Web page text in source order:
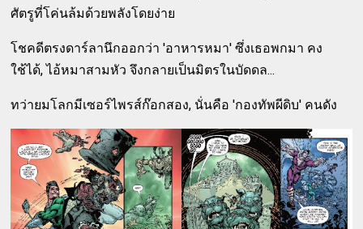
ศัตรูที่โค่นล้มด้วยพลังโดยง่าย
โชคดีตรงดาร์ลานึกออกว่า 'อาหารหมา' ซึ่งเธอพกมา คง
ใช้ได้, ไอ้หมาสามหัว จึงกลายเป็นมิตรในบัดดล...
ทว่ายมโลกมีเซอร์ไพรส์ก๊อกสอง, นั่นคือ 'กองทัพผีดิบ' คนดัง